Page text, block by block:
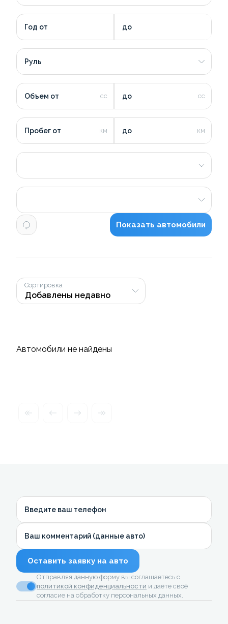
Год от до
Руль
Объем от до
Пробег от до
Показать автомобили
Сортировка
Автомобили не найдены
Введите ваш телефон
Ваш комментарий (данные авто)
Оставить заявку на авто
Отправляя данную форму вы соглашаетесь с
политикой конфиденциальности и даёте своё
согласие на обработку персональных данных.